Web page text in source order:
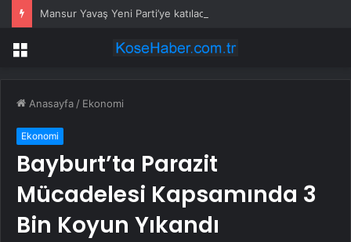
Menü
Anasayfa / Ekonomi
Ekonomi
Bayburt’ta Parazit
Mücadelesi Kapsamında 3
Bin Koyun Yıkandı